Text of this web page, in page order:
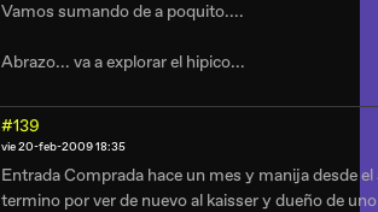
Vamos sumando de a poquito....
Abrazo... va a explorar el hipico...
#139
vie 20-feb-2009 18:35
Entrada Comprada hace un mes y manija desde
termino por ver de nuevo al kaisser y dueño de